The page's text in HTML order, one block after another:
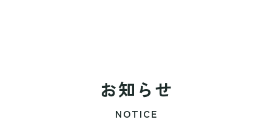
お知らせ
NOTICE